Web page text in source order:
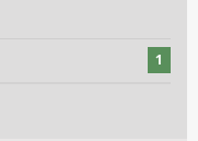
i kolorystycznie
se".
1